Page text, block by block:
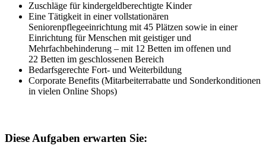
Zuschläge für kindergeldberechtigte Kinder
Eine Tätigkeit in einer vollstationären
Seniorenpflegeeinrichtung mit 45 Plätzen sowie in einer
Einrichtung für Menschen mit geistiger und
Mehrfachbehinderung – mit 12 Betten im offenen und
22 Betten im geschlossenen Bereich
Bedarfsgerechte Fort- und Weiterbildung
Corporate Benefits (Mitarbeiterrabatte und Sonderkonditionen
in vielen Online Shops)
Diese Aufgaben erwarten Sie: